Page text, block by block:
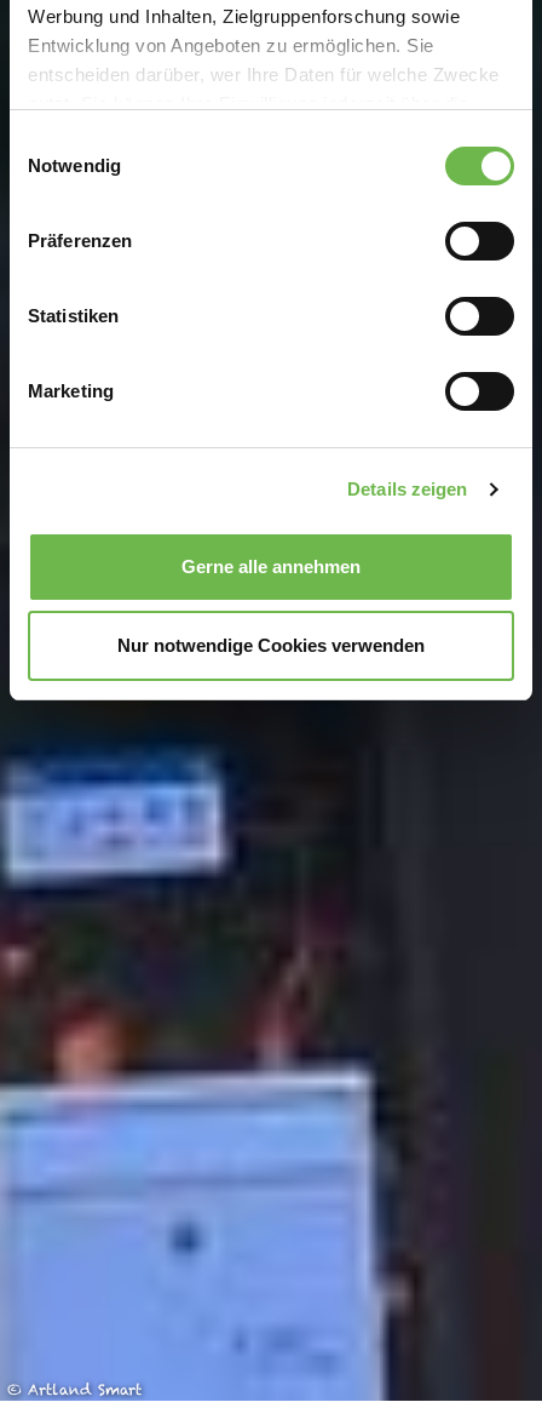
Werbung und Inhalten, Zielgruppenforschung sowie
Entwicklung von Angeboten zu ermöglichen. Sie
entscheiden darüber, wer Ihre Daten für welche Zwecke
Trigger Symbol ändern oder widerrufen
Informationen über Ihre geografische Lage
können
bestimmten Merkmalen (Fingerprinting) identifizieren
Erfahren Sie mehr darüber, wie Ihre persönlichen Daten
zu können und die Zugriffe auf unsere Website zu
analysieren.Danke, dass Sie uns in unserer Arbeit
unterstützen!
erhobenen Daten in den USA durch Google und
Präferenzen, Statistiken oder Marketing ankreuzen und
auf „Auswahl manuell festlegen“ klicken, willigen Sie
zugleich gem. Art. 49 Abs. 1 S. 1 lit. a DSGVO ein, dass
Ihre Daten in den USA verarbeitet werden. Die USA
werden vom Europäischen Gerichtshof als ein Land mit
einem nach EU-Standards unzureichendem
Datenschutzniveau eingeschätzt. Es besteht
Behörden, zu Kontroll- und zu Überwachungszwecken,
möglicherweise auch ohne Rechtsbehelfsmöglichkeiten,
manuell festlegen" klicken und keine der optionalen
ausgewählt haben, findet die vorgehend beschriebene
Übermittlung nicht statt. Weitere Informationen erhalten
Sie in unseren Datenschutzhinweisen.
Datenschutz
Impressum
Notwendig
Präferenzen
Statistiken
Marketing
Details zeigen
Gerne alle annehmen
Nur notwendige Cookies verwenden
© Artland Smart